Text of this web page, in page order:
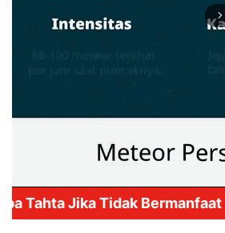
arrow_forward_ios